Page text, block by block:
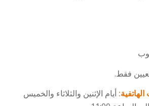
فقط.
أيام الإثنين والثلاثاء والخميس